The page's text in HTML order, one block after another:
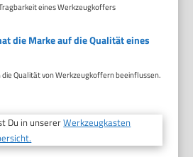
eines Werkzeugkoffers
die Marke auf die Qualität eines
die Qualität von Werkzeugkoffern beeinflussen.
Du in unsererWerkzeugkasten